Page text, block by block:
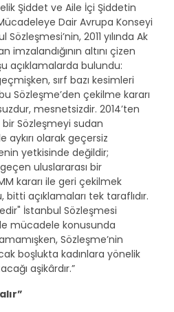
Şiddet ve Aile İçi Şiddetin
Dair Avrupa Konseyi
2011 yılında Ak
altını çizen
açıklamalarda bulundu:
sırf bazı kesimleri
Sözleşme’den çekilme kararı
mesnetsizdir. 2014’ten
Sözleşmeyi sudan
aykırı olarak geçersiz
yetkisinde değildir;
uluslararası bir
kararı ile geri çekilmek
bitti açıklamaları tek taraflıdır.
İstanbul Sözleşmesi
mücadele konusunda
Sözleşme’nin
boşlukta kadınlara yönelik
aşikârdır.”